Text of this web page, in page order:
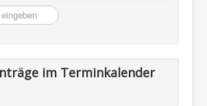
im Terminkalender